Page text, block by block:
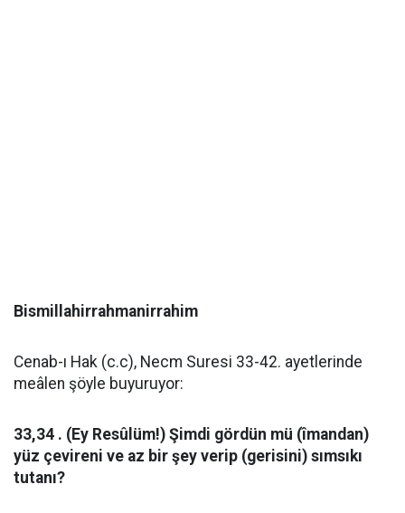
Bismillahirrahmanirrahim
Cenab-ı Hak (c.c), Necm Suresi 33-42. ayetlerinde
meâlen şöyle buyuruyor:
33,34 . (Ey Resûlüm!) Şimdi gördün mü (îmandan)
yüz çevireni ve az bir şey verip (gerisini) sımsıkı
tutanı?